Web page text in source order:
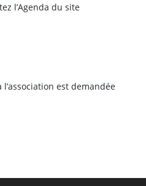
l’Agenda du site
est demandée